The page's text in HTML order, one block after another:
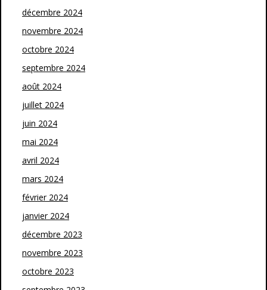
décembre 2024
novembre 2024
octobre 2024
septembre 2024
août 2024
juillet 2024
juin 2024
mai 2024
avril 2024
mars 2024
février 2024
janvier 2024
décembre 2023
novembre 2023
octobre 2023